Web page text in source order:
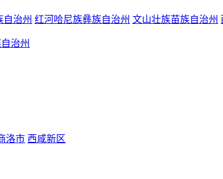
自治州 红河哈尼族彝族自治州 文山壮族苗族自治州
治州
洛市 西咸新区